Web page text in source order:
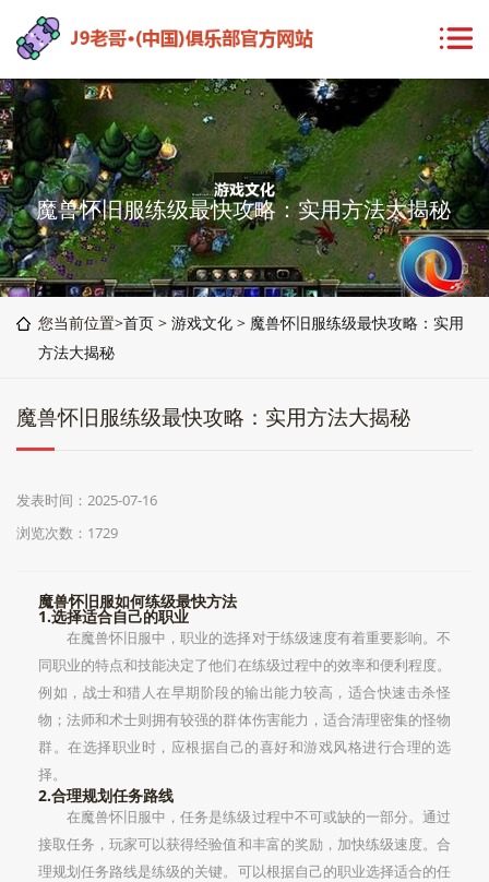
魔兽怀旧服练级最快攻略：实用方法大揭秘
您当前位置>首页 > 游戏文化 > 魔兽怀旧服练级最快攻略：实用
方法大揭秘
魔兽怀旧服练级最快攻略：实用方法大揭秘
发表时间：2025-07-16
浏览次数：1729
魔兽怀旧服如何练级最快方法
1.选择适合自己的职业
在魔兽怀旧服中，职业的选择对于练级速度有着重要影响。不
同职业的特点和技能决定了他们在练级过程中的效率和便利程度。
例如，战士和猎人在早期阶段的输出能力较高，适合快速击杀怪
物；法师和术士则拥有较强的群体伤害能力，适合清理密集的怪物
群。在选择职业时，应根据自己的喜好和游戏风格进行合理的选
择。
2.合理规划任务路线
在魔兽怀旧服中，任务是练级过程中不可或缺的一部分。通过
接取任务，玩家可以获得经验值和丰富的奖励，加快练级速度。合
理规划任务路线是练级的关键。可以根据自己的职业选择适合的任